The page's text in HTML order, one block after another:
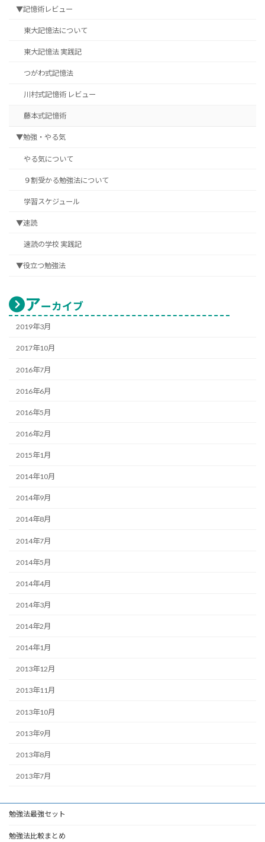
▼記憶術レビュー
東大記憶法について
東大記憶法 実践記
つがわ式記憶法
川村式記憶術 レビュー
藤本式記憶術
▼勉強・やる気
やる気について
９割受かる勉強法について
学習スケジュール
▼速読
速読の学校 実践記
▼役立つ勉強法
アーカイブ
2019年3月
2017年10月
2016年7月
2016年6月
2016年5月
2016年2月
2015年1月
2014年10月
2014年9月
2014年8月
2014年7月
2014年5月
2014年4月
2014年3月
2014年2月
2014年1月
2013年12月
2013年11月
2013年10月
2013年9月
2013年8月
2013年7月
勉強法最強セット
勉強法比較まとめ